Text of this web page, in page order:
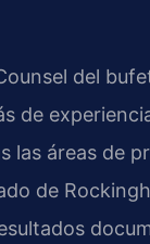
del
de
las áreas de
de